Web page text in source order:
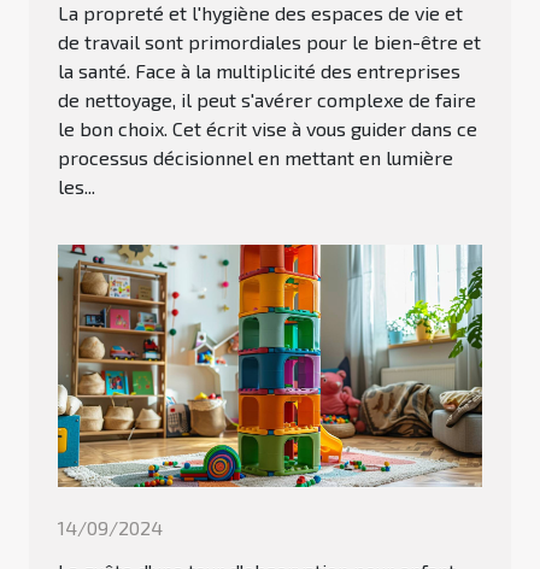
La propreté et l'hygiène des espaces de vie et
de travail sont primordiales pour le bien-être et
la santé. Face à la multiplicité des entreprises
de nettoyage, il peut s'avérer complexe de faire
le bon choix. Cet écrit vise à vous guider dans ce
processus décisionnel en mettant en lumière
les...
14/09/2024